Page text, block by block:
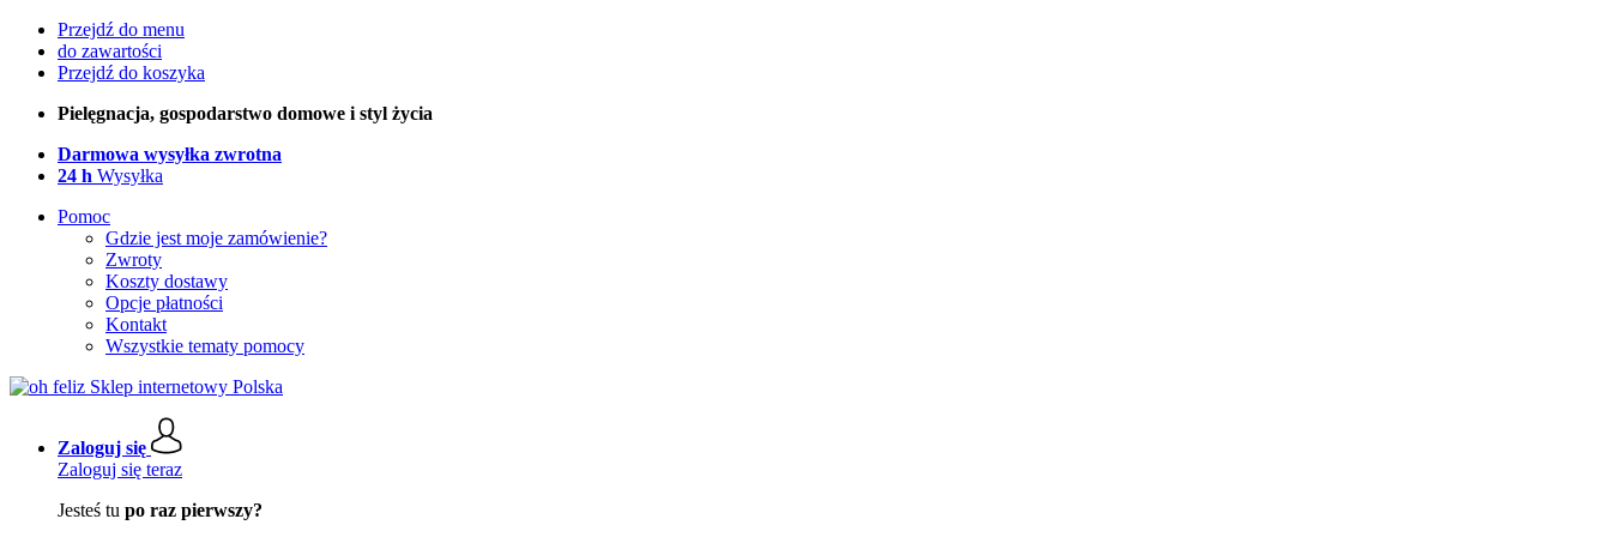
Przejdź do menu
do zawartości
Przejdź do koszyka
Pielęgnacja, gospodarstwo domowe i styl życia
Darmowa wysyłka zwrotna
24 h Wysyłka
Pomoc
Gdzie jest moje zamówienie?
Zwroty
Koszty dostawy
Opcje płatności
Kontakt
Wszystkie tematy pomocy
Zaloguj się
Zaloguj się teraz
Jesteś tu po raz pierwszy?